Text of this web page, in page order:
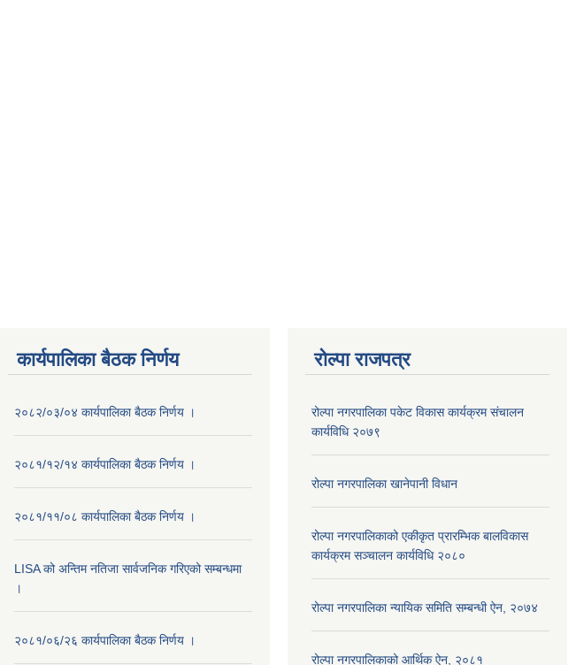
कार्यपालिका बैठक निर्णय
२०८२/०३/०४ कार्यपालिका बैठक निर्णय ।
२०८१/१२/१४ कार्यपालिका बैठक निर्णय ।
२०८१/११/०८ कार्यपालिका बैठक निर्णय ।
LISA को अन्तिम नतिजा सार्वजनिक गरिएको सम्बन्धमा
।
२०८१/०६/२६ कार्यपालिका बैठक निर्णय ।
रोल्पा राजपत्र
रोल्पा नगरपालिका पकेट विकास कार्यक्रम संचालन
कार्यविधि २०७९
रोल्पा नगरपालिका खानेपानी विधान
रोल्पा नगरपालिकाको एकीकृत प्रारम्भिक बालविकास
कार्यक्रम सञ्चालन कार्यविधि २०८०
रोल्पा नगरपालिका न्यायिक समिति सम्बन्धी ऐन, २०७४
रोल्पा नगरपालिकाको आर्थिक ऐन, २०८१